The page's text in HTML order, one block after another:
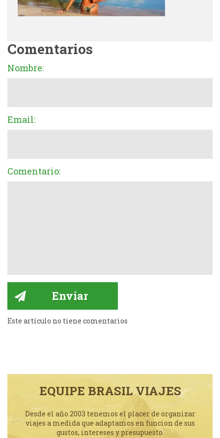
Comentarios
Nombre:
Email:
Comentario:
Este artículo no tiene comentarios
EQUIPE BRASIL VIAJES
Desde el año 2003 tenemos el placer de organizar
viajes a medida que adaptamos en funcion de sus
gustos, intereses y presupuesto.